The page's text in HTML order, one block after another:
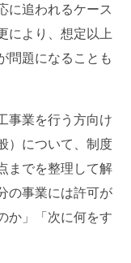
に追われるケース
により、想定以上
問題になることも
事業を行う方向け
）について、制度
までを整理して解
の事業には許可が
か」「次に何をす